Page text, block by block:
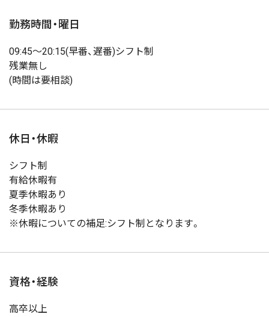
勤務時間・曜日
09:45〜20:15(早番、遅番)シフト制
残業無し
(時間は要相談)
休日・休暇
シフト制
有給休暇有
夏季休暇あり
冬季休暇あり
※休暇についての補足:シフト制となります。
資格・経験
高卒以上